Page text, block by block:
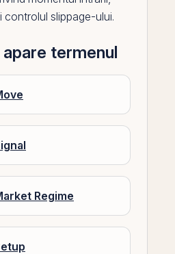
controlul slippage-ului.
apare termenul
Regime